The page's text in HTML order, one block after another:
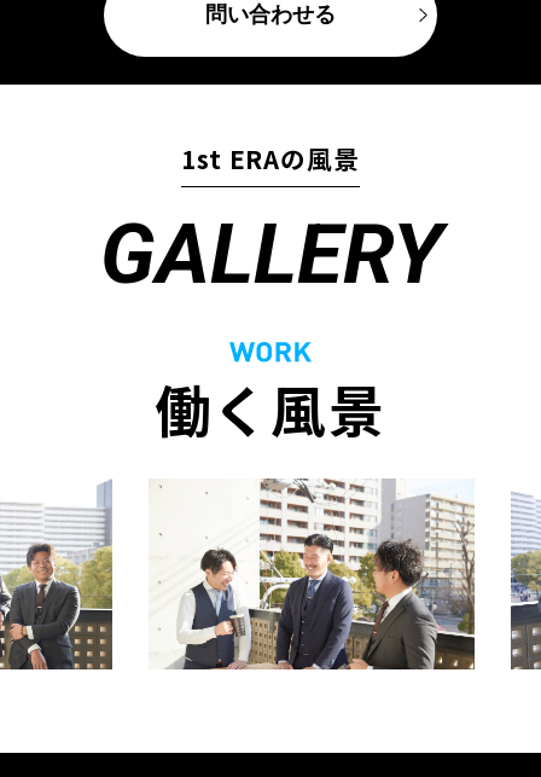
問い合わせる
1st ERAの風景
GALLERY
働く風景